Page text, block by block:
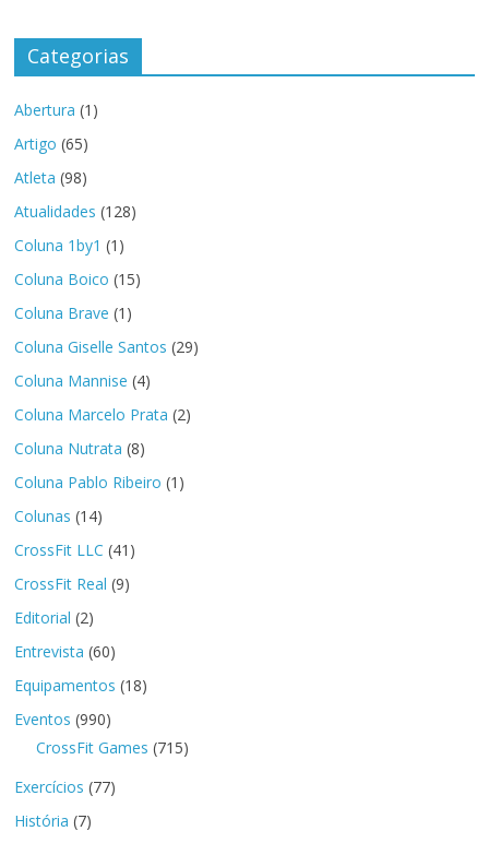
Categorias
Abertura (1)
Artigo (65)
Atleta (98)
Atualidades (128)
Coluna 1by1 (1)
Coluna Boico (15)
Coluna Brave (1)
Coluna Giselle Santos (29)
Coluna Mannise (4)
Coluna Marcelo Prata (2)
Coluna Nutrata (8)
Coluna Pablo Ribeiro (1)
Colunas (14)
CrossFit LLC (41)
CrossFit Real (9)
Editorial (2)
Entrevista (60)
Equipamentos (18)
Eventos (990)
CrossFit Games (715)
Exercícios (77)
História (7)